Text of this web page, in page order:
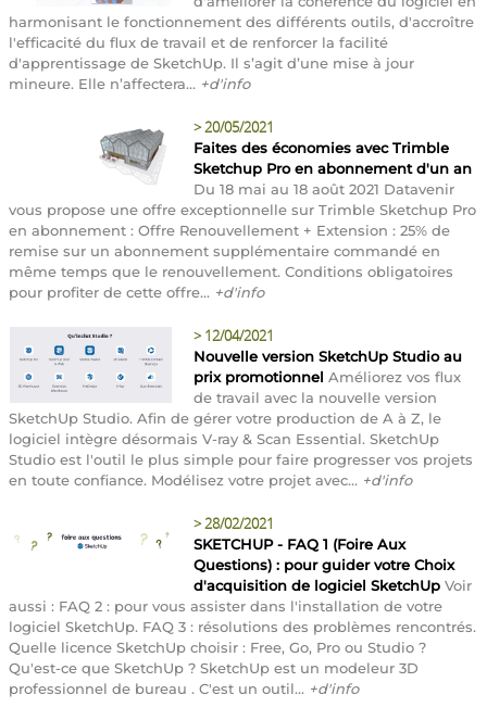
harmonisant le fonctionnement des différents outils, d'accroître
l'efficacité du flux de travail et de renforcer la facilité
d'apprentissage de SketchUp. Il s’agit d’une mise à jour
mineure. Elle n’affectera... +d'info
>20/05/2021
Faites des économies avec Trimble
Sketchup Pro en abonnement d'un an
Du 18 mai au 18 août 2021 Datavenir
vous propose une offre exceptionnelle sur Trimble Sketchup Pro
en abonnement : Offre Renouvellement + Extension : 25% de
remise sur un abonnement supplémentaire commandé en
même temps que le renouvellement. Conditions obligatoires
pour profiter de cette offre... +d'info
> 12/04/2021
Nouvelle version SketchUp Studio au
prix promotionnel Améliorez vos flux
de travail avec la nouvelle version
SketchUp Studio. Afin de gérer votre production de A à Z, le
logiciel intègre désormais V-ray & Scan Essential. SketchUp
Studio est l'outil le plus simple pour faire progresser vos projets
en toute confiance. Modélisez votre projet avec... +d'info
>28/02/2021
SKETCHUP - FAQ 1 (Foire Aux
Questions) : pour guider votre Choix
d'acquisition de logiciel SketchUp Voir
aussi : FAQ 2 : pour vous assister dans l'installation de votre
logiciel SketchUp. FAQ 3 : résolutions des problèmes rencontrés.
Quelle licence SketchUp choisir : Free, Go, Pro ou Studio ?
Qu'est-ce que SketchUp ? SketchUp est un modeleur 3D
professionnel de bureau . C'est un outil... +d'info